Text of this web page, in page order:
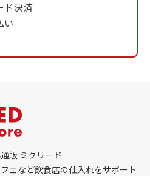
ド決済
い
販 ミクリード
ェなど飲食店の仕入れをサポート